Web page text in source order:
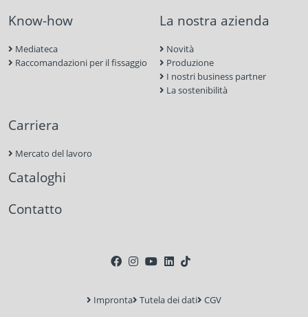
Know-how
Mediateca
Raccomandazioni per il fissaggio
La nostra azienda
Novità
Produzione
I nostri business partner
La sostenibilità
Carriera
Mercato del lavoro
Cataloghi
Contatto
Impronta Tutela dei dati CGV